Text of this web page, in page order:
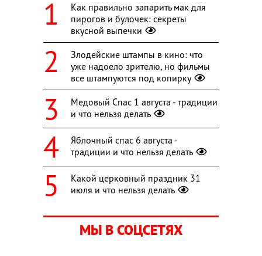
Как правильно запарить мак для
пирогов и булочек: секреты
вкусной выпечки
Злодейские штампы в кино: что
уже надоело зрителю, но фильмы
все штампуются под копирку
Медовый Спас 1 августа - традиции
и что нельзя делать
Яблочный спас 6 августа -
традиции и что нельзя делать
Какой церковный праздник 31
июля и что нельзя делать
МЫ В СОЦСЕТЯХ